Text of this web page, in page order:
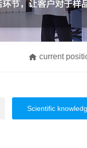
current
Scientific